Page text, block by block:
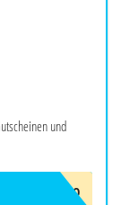
und
HALLO